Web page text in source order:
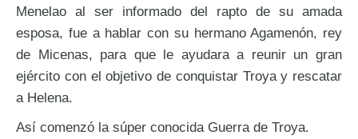
Menelao al ser informado del rapto de su amada
esposa, fue a hablar con su hermano Agamenón, rey
de Micenas, para que le ayudara a reunir un gran
ejército con el objetivo de conquistar Troya y rescatar
a Helena.
Así comenzó la súper conocida Guerra de Troya.